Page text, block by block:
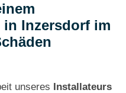
Inzersdorf im
unseres Installateurs